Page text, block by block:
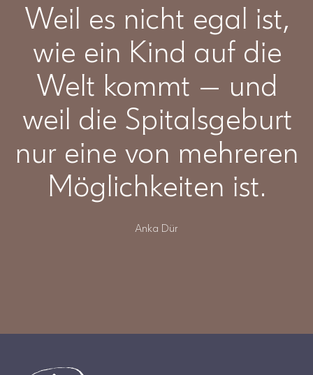
Weil es nicht egal ist,
wie ein Kind auf die
Welt kommt — und
weil die Spitalsgeburt
nur eine von mehreren
Möglichkeiten ist.
Anka Dür